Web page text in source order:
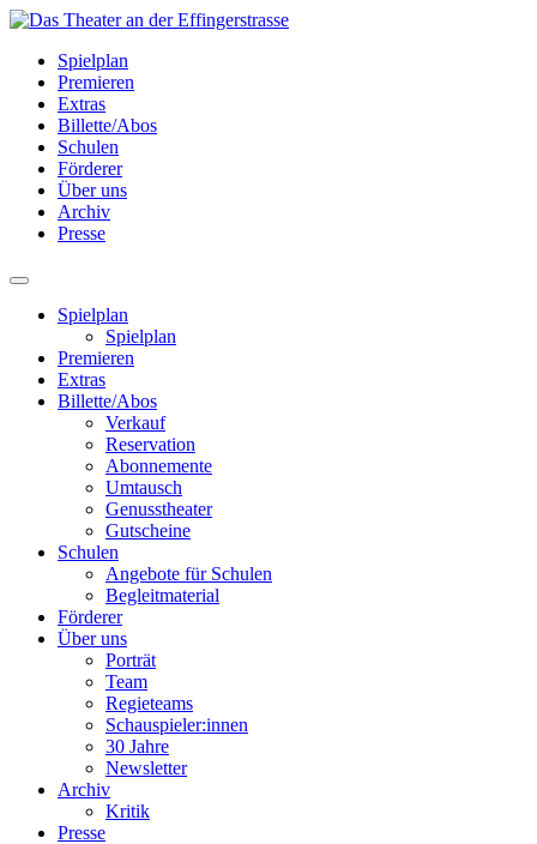
Spielplan
Premieren
Extras
Billette/Abos
Schulen
Förderer
Über uns
Archiv
Presse
Spielplan
Spielplan
Premieren
Extras
Billette/Abos
Verkauf
Reservation
Abonnemente
Umtausch
Genusstheater
Gutscheine
Schulen
Angebote für Schulen
Begleitmaterial
Förderer
Über uns
Porträt
Team
Regieteams
Schauspieler:innen
30 Jahre
Newsletter
Archiv
Kritik
Presse